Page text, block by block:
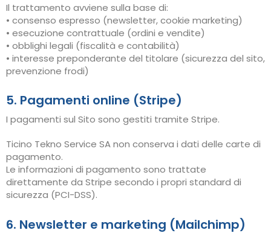
Il trattamento avviene sulla base di:
• consenso espresso (newsletter, cookie marketing)
• esecuzione contrattuale (ordini e vendite)
• obblighi legali (fiscalità e contabilità)
• interesse preponderante del titolare (sicurezza del sito,
prevenzione frodi)
5. Pagamenti online (Stripe)
I pagamenti sul Sito sono gestiti tramite Stripe.
Ticino Tekno Service SA non conserva i dati delle carte di
pagamento.
Le informazioni di pagamento sono trattate
direttamente da Stripe secondo i propri standard di
sicurezza (PCI-DSS).
6. Newsletter e marketing (Mailchimp)